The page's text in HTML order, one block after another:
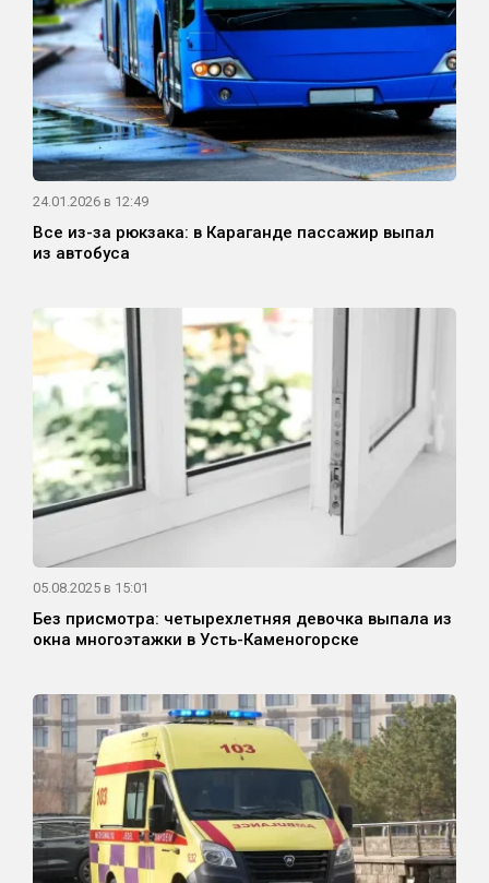
24.01.2026 в 12:49
Все из-за рюкзака: в Караганде пассажир выпал
из автобуса
05.08.2025 в 15:01
Без присмотра: четырехлетняя девочка выпала из
окна многоэтажки в Усть-Каменогорске